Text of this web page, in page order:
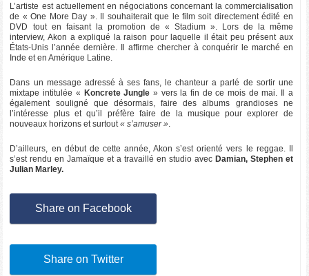
L’artiste est actuellement en négociations concernant la commercialisation
de « One More Day ». Il souhaiterait que le film soit directement édité en
DVD tout en faisant la promotion de « Stadium ». Lors de la même
interview, Akon a expliqué la raison pour laquelle il était peu présent aux
États-Unis l’année dernière. Il affirme chercher à conquérir le marché en
Inde et en Amérique Latine.
Dans un message adressé à ses fans, le chanteur a parlé de sortir une
mixtape intitulée « Koncrete Jungle » vers la fin de ce mois de mai. Il a
également souligné que désormais, faire des albums grandioses ne
l’intéresse plus et qu’il préfère faire de la musique pour explorer de
nouveaux horizons et surtout« s’amuser »
D’ailleurs, en début de cette année, Akon s’est orienté vers le reggae. Il
s’est rendu en Jamaïque et a travaillé en studio avec Damian, Stephen et
Julian Marley.
Share on Facebook
Share on Twitter